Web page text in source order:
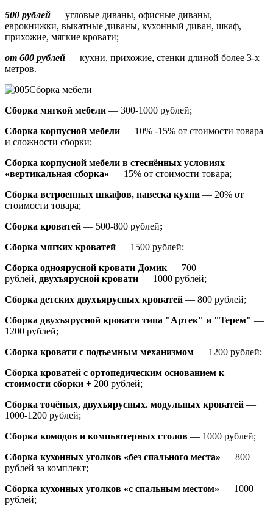
500 рублей — угловые диваны, офисные диваны,
еврокнижки, выкатные диваны, кухонный диван, шкаф,
прихожие, мягкие кровати;
от 600 рублей — кухни, прихожие, стенки длиной более 3-х
метров.
Сборка мебели
Сборка мягкой мебели — 300-1000 рублей;
Сборка корпусной мебели — 10% -15% от стоимости товара
и сложности сборки;
Сборка корпусной мебели в стеснённых условиях
«вертикальная сборка» — 15% от стоимости товара;
Сборка встроенных шкафов, навеска кухни — 20% от
стоимости товара;
Сборка кроватей — 500-800 рублей;
Сборка мягких кроватей — 1500 рублей;
Сборка одноярусной кровати Домик — 700
рублей, двухъярусной кровати — 1000 рублей;
Сборка детских двухъярусных кроватей — 800 рублей;
Сборка двухъярусной кровати типа "Артек" и "Терем" —
1200 рублей;
Сборка кровати с подъемным механизмом — 1200 рублей;
Сборка кроватей с ортопедическим основанием к
стоимости сборки + 200 рублей;
Сборка точёных, двухъярусных. модульных кроватей —
1000-1200 рублей;
Сборка комодов и компьютерных столов — 1000 рублей;
Сборка кухонных уголков «без спального места» — 800
рублей за комплект;
Сборка кухонных уголков «с спальным местом» — 1000
рублей;